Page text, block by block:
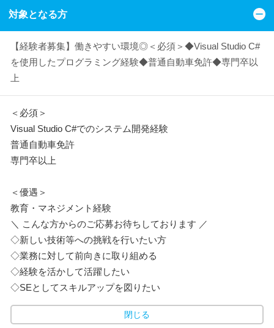
対象となる方
【経験者募集】働きやすい環境◎＜必須＞◆Visual Studio C#
を使用したプログラミング経験◆普通自動車免許◆専門卒以
上
＜必須＞
Visual Studio C#でのシステム開発経験
普通自動車免許
専門卒以上
＜優遇＞
教育・マネジメント経験
＼ こんな方からのご応募お待ちしております ／
◇新しい技術等への挑戦を行いたい方
◇業務に対して前向きに取り組める
◇経験を活かして活躍したい
◇SEとしてスキルアップを図りたい
閉じる